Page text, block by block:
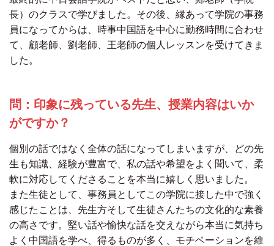
長）のクラスで学びました。その後、縁あって学院の事務
員になってからは、時事中国語を中心に勤務時間に合わせ
て、顧老師、劉老師、王老師の個人レッスンを受けてきま
した。
問：印象に残っている先生、授業内容はいか
がですか？
個別の話ではなく全体の話になってしまいますが、どの先
生も知識、経験が豊富で、私の話や希望をよく聞いて、柔
軟に対応してくださることを本当に嬉しく思いました。
また生徒として、事務員としてこの学院に接した中で強く
感じたことは、先生方そして生徒さんたちの文化的な素養
の高さです。堅い話や愉快な話を交えながら本当に気持ち
よく中国語を学べ、得るものが多く、モチベーションを維